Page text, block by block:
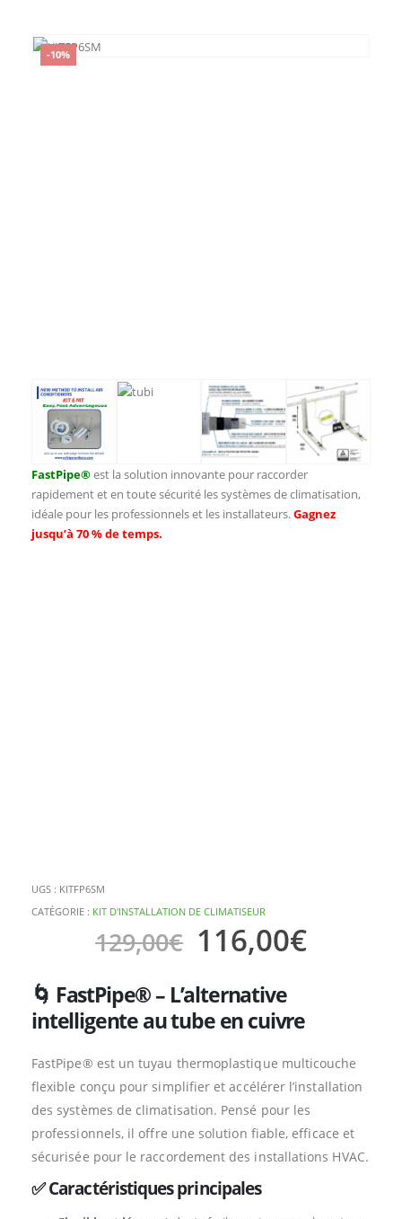
-10%
FastPipe®est la solution innovante pour raccorder
rapidement et en toute sécurité les systèmes de climatisation,
idéale pour les professionnels et les installateurs.Gagnez
jusqu’à 70 % de temps.
UGS : KITFP6SM
CATÉGORIE : KIT D'INSTALLATION DE CLIMATISEUR
129,00€ 116,00€
🌀 FastPipe® – L’alternative
intelligente au tube en cuivre
FastPipe® est un tuyau thermoplastique multicouche
flexible conçu pour simplifier et accélérer l’installation
des systèmes de climatisation. Pensé pour les
professionnels, il offre une solution fiable, efficace et
sécurisée pour le raccordement des installations HVAC.
✅ Caractéristiques principales